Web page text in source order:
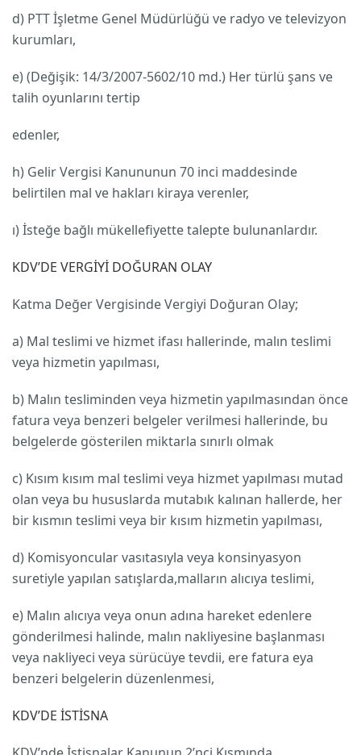
d) PTT İşletme Genel Müdürlüğü ve radyo ve televizyon
kurumları,
e) (Değişik: 14/3/2007-5602/10 md.) Her türlü şans ve
talih oyunlarını tertip
edenler,
h) Gelir Vergisi Kanununun 70 inci maddesinde
belirtilen mal ve hakları kiraya verenler,
ı) İsteğe bağlı mükellefiyette talepte bulunanlardır.
KDV’DE VERGİYİ DOĞURAN OLAY
Katma Değer Vergisinde Vergiyi Doğuran Olay;
a) Mal teslimi ve hizmet ifası hallerinde, malın teslimi
veya hizmetin yapılması,
b) Malın tesliminden veya hizmetin yapılmasından önce
fatura veya benzeri belgeler verilmesi hallerinde, bu
belgelerde gösterilen miktarla sınırlı olmak
c) Kısım kısım mal teslimi veya hizmet yapılması mutad
olan veya bu hususlarda mutabık kalınan hallerde, her
bir kısmın teslimi veya bir kısım hizmetin yapılması,
d) Komisyoncular vasıtasıyla veya konsinyasyon
suretiyle yapılan satışlarda,malların alıcıya teslimi,
e) Malın alıcıya veya onun adına hareket edenlere
gönderilmesi halinde, malın nakliyesine başlanması
veya nakliyeci veya sürücüye tevdii, ere fatura eya
benzeri belgelerin düzenlenmesi,
KDV’DE İSTİSNA